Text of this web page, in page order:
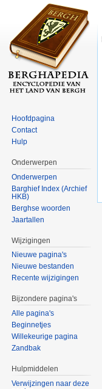
Hoofdpagina
Contact
Hulp
Onderwerpen
Onderwerpen
Barghief Index (Archief
HKB)
Berghse woorden
Jaartallen
Wijzigingen
Nieuwe pagina's
Nieuwe bestanden
Recente wijzigingen
Bijzondere pagina's
Alle pagina's
Beginnetjes
Willekeurige pagina
Zandbak
Hulpmiddelen
Verwijzingen naar deze